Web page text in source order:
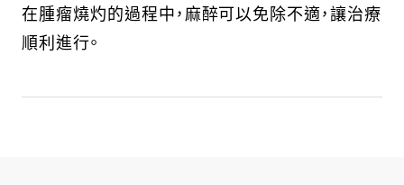
在腫瘤燒灼的過程中，麻醉可以免除不適，讓治療
順利進行。